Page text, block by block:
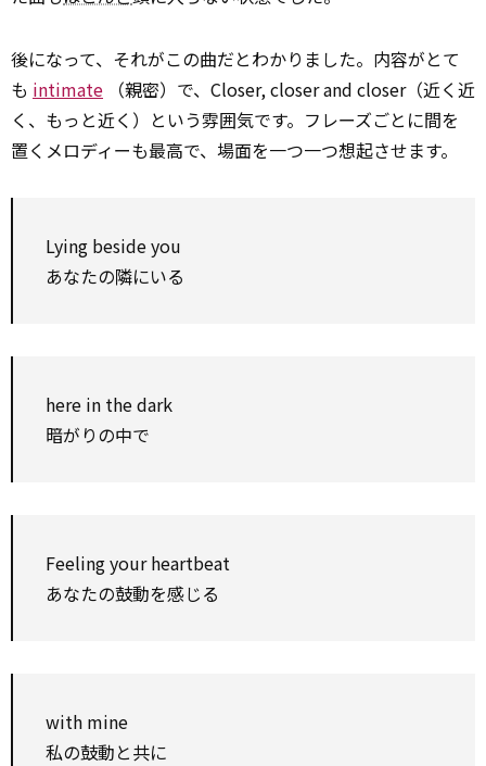
後になって、それがこの曲だとわかりました。内容がとて
も intimate （親密）で、Closer, closer and closer（近く近
く、もっと近く）という雰囲気です。フレーズごとに間を
置くメロディーも最高で、場面を一つ一つ想起させます。
Lying besideyou
あなたの隣にいる
here in the dark
暗がりの中で
Feeling your heartbeat
あなたの鼓動を感じる
with mine
私の鼓動と共に